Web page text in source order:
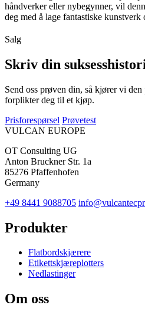
håndverker eller nybegynner, vil
deg med å lage fantastiske kunstverk
Salg
Skriv din
Send oss prøven din, så kjører vi
forplikter deg til et kjøp.
Prisforespørsel Prøvetest
VULCAN EUROPE
OT Consulting UG
Anton Bruckner Str. 1a
85276 Pfaffenhofen
Germany
+49 8441 9088705
Produkter
Flatbordskjærere
Etikettskjæreplotters
Nedlastinger
Om oss